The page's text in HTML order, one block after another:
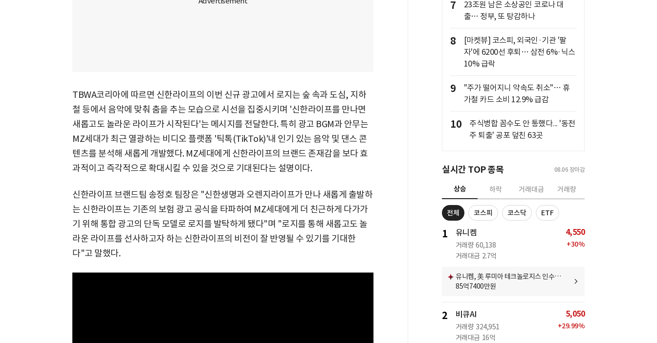
TBWA코리아에 따르면 신한라이프의 이번 신규 광고에서 로지는 숲 속과 도심, 지하
철 등에서 음악에 맞춰 춤을 추는 모습으로 시선을 집중시키며 '신한라이프를 만나면
새롭고도 놀라운 라이프가 시작된다'는 메시지를 전달한다. 특히 광고 BGM과 안무는
MZ세대가 최근 열광하는 비디오 플랫폼 '틱톡(TikTok)'내 인기 있는 음악 및 댄스 콘
텐츠를 분석해 새롭게 개발했다. MZ세대에게 신한라이프의 브랜드 존재감을 보다 효
과적이고 즉각적으로 확대시킬 수 있을 것으로 기대된다는 설명이다.
신한라이프 브랜드팀 송정호 팀장은 "신한생명과 오렌지라이프가 만나 새롭게 출발하
는 신한라이프는 기존의 보험 광고 공식을 타파하여 MZ세대에게 더 친근하게 다가가
기 위해 통합 광고의 단독 모델로 로지를 발탁하게 됐다"며 "로지를 통해 새롭고도 놀
라운 라이프를 선사하고자 하는 신한라이프의 비전이 잘 반영될 수 있기를 기대한
다"고 말했다.
7
23조원 남은 소상공인 코로나 대
출… 정부, 또 탕감하나
8
[마켓뷰] 코스피, 외국인·기관 '팔
자'에 6200선 후퇴… 삼전 6%·닉스
10% 급락
9
"주가 떨어지니 약속도 취소"… 휴
가철 카드 소비 12.9% 급감
10
주식병합 꼼수도 안 통했다... '동전
주 퇴출' 공포 덮친 63곳
실시간 TOP 종목 08.06 장마감
상승 하락 거래대금 거래량
전체 코스피 코스닥 ETF
1 유니켐
거래량 60,138
거래대금 2.7억
4,550
+30%
유니켐, 美 루미아 테크놀로지스 인수…
85억7400만원
2 비큐AI
거래량 324,951
거래대금 16억
5,050
+29.99%